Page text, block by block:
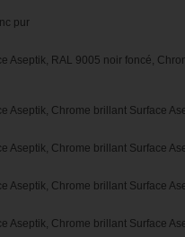
pur
Aseptik, RAL 9005 noir foncé,
Aseptik, Chrome brillant Surface
Aseptik, Chrome brillant Surface
Aseptik, Chrome brillant Surface
Aseptik, Chrome brillant Surface